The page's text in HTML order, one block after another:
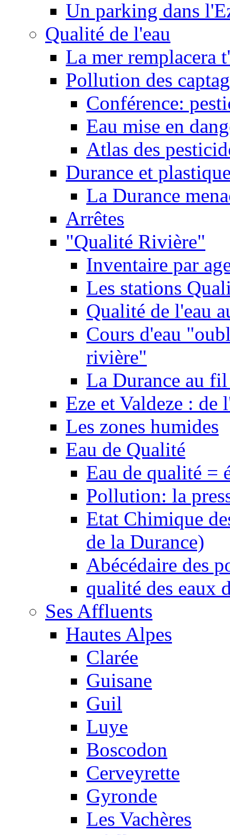
Un parking dans
Qualité de l'eau
La mer remplacera
Pollution des
Conférence:
Eau mise en
Atlas des
Durance et
La Durance
Arrêtes
"Qualité Rivière"
Inventaire par
Les stations
Qualité de l'eau
Cours d'eau
rivière"
La Durance au
Eze et Valdeze : de
Les zones humides
Eau de Qualité
Eau de qualité =
Pollution: la
Etat Chimique
de la Durance)
Abécédaire des
qualité des eaux
Ses Affluents
Hautes Alpes
Clarée
Guisane
Guil
Luye
Boscodon
Cerveyrette
Gyronde
Les Vachères